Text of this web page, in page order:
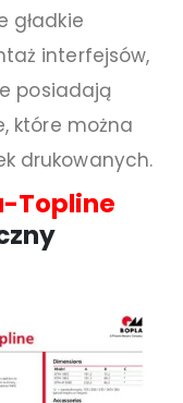
gładkie
interfejsów,
posiadają
które można
drukowanych.
Topline